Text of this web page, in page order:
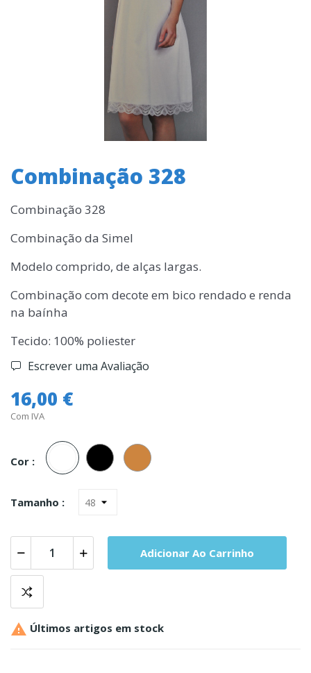
Combinação 328
Combinação 328
Combinação da Simel
Modelo comprido, de alças largas.
Combinação com decote em bico rendado e renda
na baínha
Tecido: 100% poliester
Escrever uma Avaliação
16,00 €
Com IVA
Cor :
Branco Preto
Tamanho :
Adicionar Ao Carrinho
 Últimos artigos em stock